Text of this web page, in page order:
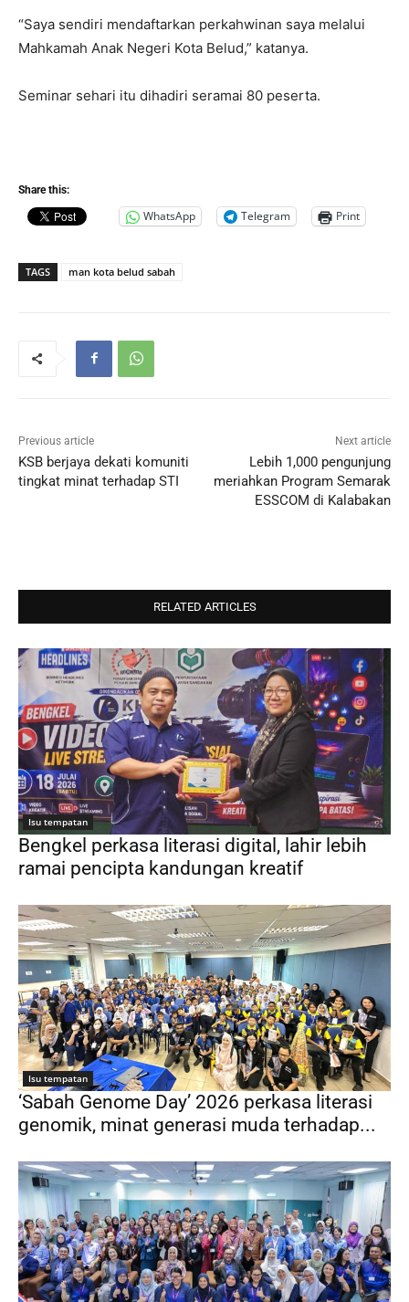
“Saya sendiri mendaftarkan perkahwinan saya melalui
Mahkamah Anak Negeri Kota Belud,” katanya.
Seminar sehari itu dihadiri seramai 80 peserta.
Share this:
WhatsApp Telegram Print
TAGS man kota belud sabah
Previous article
KSB berjaya dekati komuniti
tingkat minat terhadap STI
Next article
Lebih 1,000 pengunjung
meriahkan Program Semarak
ESSCOM di Kalabakan
RELATED ARTICLES
Isu tempatan
Bengkel perkasa literasi digital, lahir lebih
ramai pencipta kandungan kreatif
Isu tempatan
‘Sabah Genome Day’ 2026 perkasa literasi
genomik, minat generasi muda terhadap...